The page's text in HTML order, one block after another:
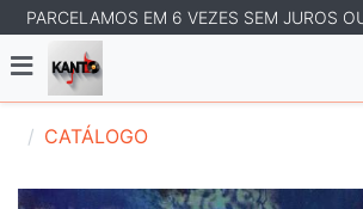
PARCELAMOS EM 6 VEZES SEM JUROS
CATÁLOGO